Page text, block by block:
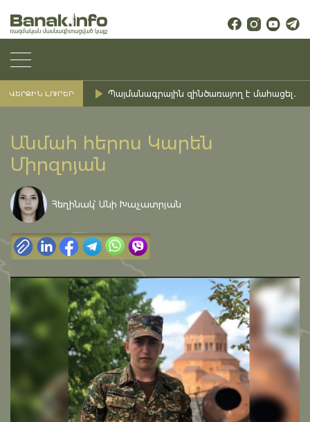
ՎԵՐՋԻՆ ԼՈՒՐԵՐ Պայմանագրային զինծառայող է մահացել․
Անմահ հերոս Կարեն
Միրզոյան
Հեղինակ՝ Անի Խաչատրյան